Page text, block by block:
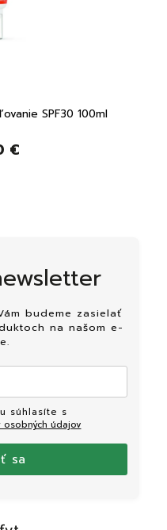
SPF30 100ml
€
budeme zasielať
na našom e-
údajov
sa